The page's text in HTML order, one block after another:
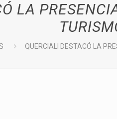
LA
QUERCIALI DESTACÓ LA